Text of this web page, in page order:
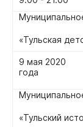
«Тульская
9 мая 2020
года
«Тульский